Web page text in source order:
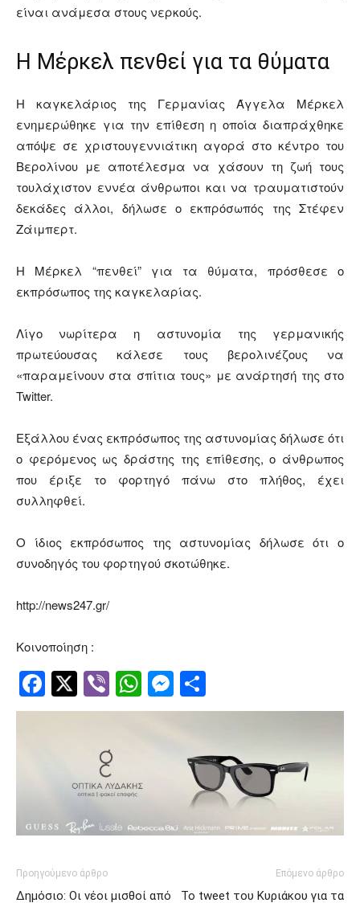
είναι ανάμεσα στους νερκούς.
Η Μέρκελ πενθεί για τα θύματα
Η καγκελάριος της Γερμανίας Άγγελα Μέρκελ
ενημερώθηκε για την επίθεση η οποία διαπράχθηκε
απόψε σε χριστουγεννιάτικη αγορά στο κέντρο του
Βερολίνου με αποτέλεσμα να χάσουν τη ζωή τους
τουλάχιστον εννέα άνθρωποι και να τραυματιστούν
δεκάδες άλλοι, δήλωσε ο εκπρόσωπός της Στέφεν
Ζάιμπερτ.
Η Μέρκελ “πενθεί” για τα θύματα, πρόσθεσε ο
εκπρόσωπος της καγκελαρίας.
Λίγο νωρίτερα η αστυνομία της γερμανικής
πρωτεύουσας κάλεσε τους βερολινέζους να
«παραμείνουν στα σπίτια τους» με ανάρτησή της στο
Twitter.
Εξάλλου ένας εκπρόσωπος της αστυνομίας δήλωσε ότι
ο φερόμενος ως δράστης της επίθεσης, ο άνθρωπος
που έριξε το φορτηγό πάνω στο πλήθος, έχει
συλληφθεί.
Ο ίδιος εκπρόσωπος της αστυνομίας δήλωσε ότι ο
συνοδηγός του φορτηγού σκοτώθηκε.
http://news247.gr/
Κοινοποίηση :
Facebook
Twitter
ViberWhatsApp
Messenger
Προηγούμενο άρθρο
Δημόσιο: Οι νέοι μισθοί από
Επόμενο άρθρο
Το tweet του Κυριάκου για τα